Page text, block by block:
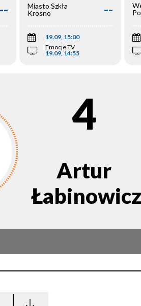
--
Miasto Szkła
Krosno
--
19.09, 15:00
Emocje TV
19.09, 14:55
4
Artur
Łabinowicz